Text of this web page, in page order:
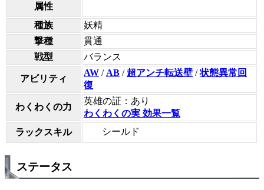
属性
種族
妖精
撃種
貫通
戦型
バランス
アビリティ
AW / AB / 超アンチ転送壁 /状態異常回
復
わくわくの力
英雄の証：あり
わくわくの実 効果一覧
ラックスキル
シールド
ステータス